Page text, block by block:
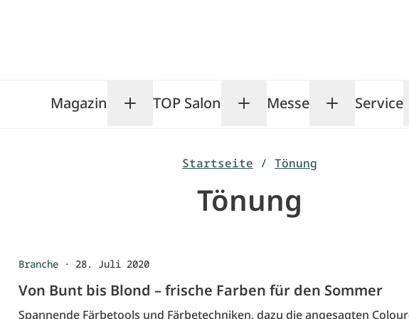
Magazin Toggle Magazin submenu
TOP Salon Toggle TOP Salon
Messe ToggleService
Startseite / Tönung
Tönung
Branche · 28. Juli 2020
Von Bunt bis Blond – frische Farben für den Sommer
Spannende Färbetools und Färbetechniken, dazu die angesagten